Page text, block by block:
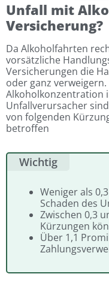
Unfall mit
Versicherung?
Da Alkoholfahrten
vorsätzliche
Versicherungen die
oder ganz
Alkoholkonzentration
Unfallverursacher
von folgenden
betroffen
Wichtig
Weniger als
Schaden des
Zwischen 0,3
Kürzungen
Über 1,1